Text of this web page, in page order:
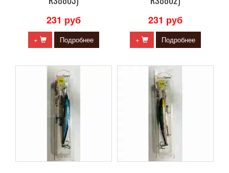
231 руб
+ Подробнее
231 руб
+ Подробнее